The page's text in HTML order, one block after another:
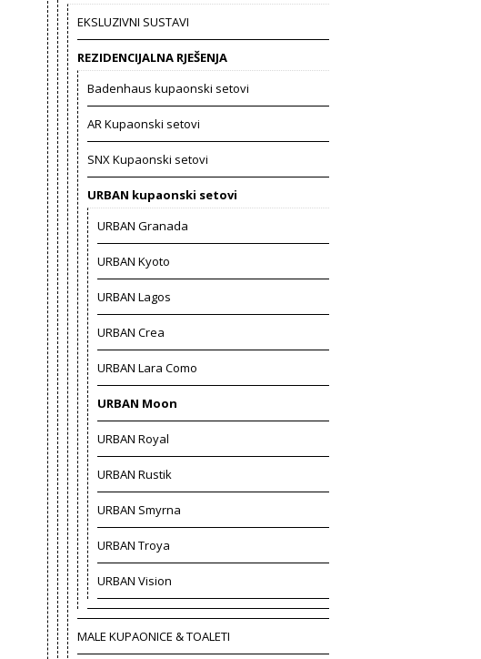
EKSLUZIVNI SUSTAVI
REZIDENCIJALNA RJEŠENJA
Badenhaus kupaonski setovi
AR Kupaonski setovi
SNX Kupaonski setovi
URBAN kupaonski setovi
URBAN Granada
URBAN Kyoto
URBAN Lagos
URBAN Crea
URBAN Lara Como
URBAN Moon
URBAN Royal
URBAN Rustik
URBAN Smyrna
URBAN Troya
URBAN Vision
MALE KUPAONICE & TOALETI